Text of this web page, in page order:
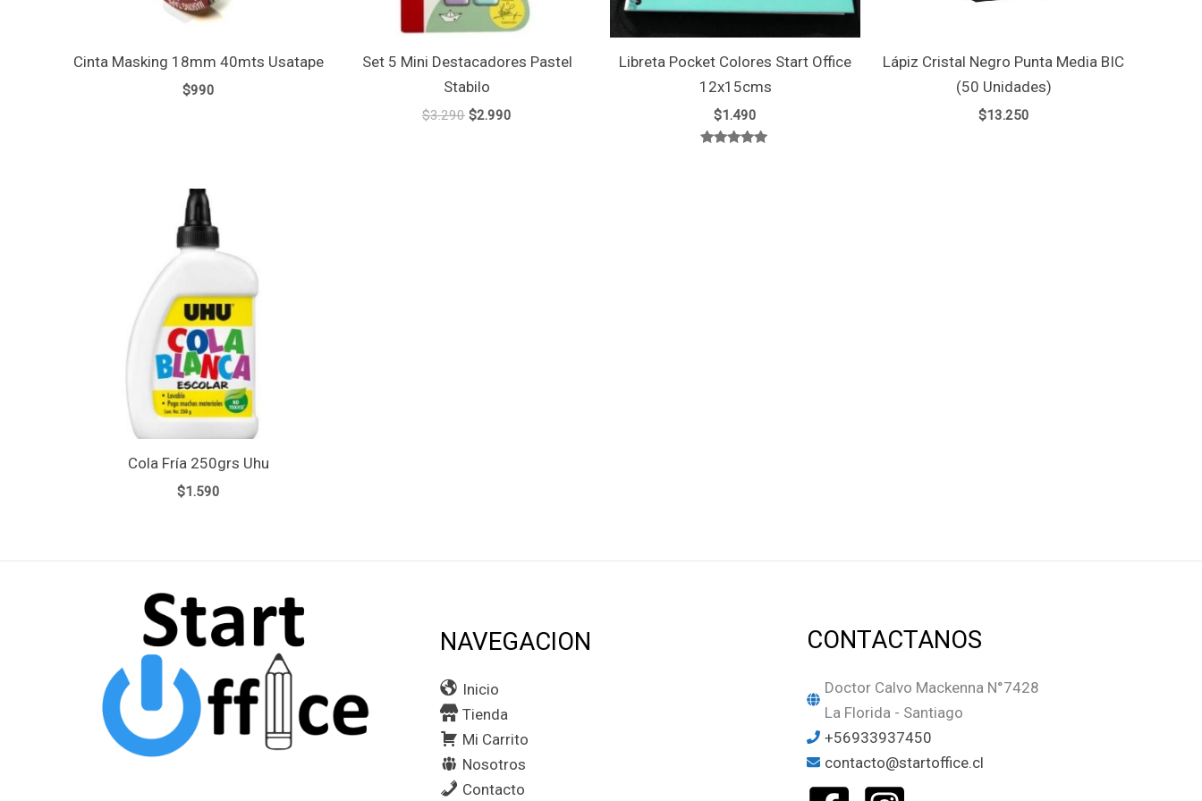
Cinta Masking 18mm 40mts Usatape
$990
Set 5 Mini Destacadores Pastel
Stabilo
$3.290 $2.990
Libreta Pocket Colores Start Office
12x15cms
$1.490
Lápiz Cristal Negro Punta Media BIC
(50 Unidades)
$13.250
Cola Fría 250grs Uhu
$1.590
NAVEGACION
Inicio
Tienda
Mi Carrito
Nosotros
Contacto
CONTACTANOS
Doctor Calvo Mackenna N°7428
La Florida - Santiago
+56933937450
contacto@startoffice.cl